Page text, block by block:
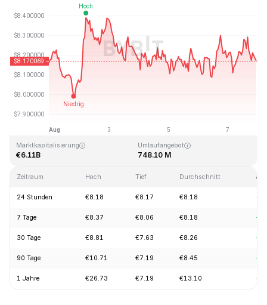
Zuletzt aktualisiert: 2026-08-07, 22:56 GMT+0
Allzeithoch
€0.148183
Marktkapitalisierung
€6.11B
Umlaufangebot
748.10 M
Zeitraum Hoch Tief Durchschnitt
24 Stunden €8.18 €8.17 €8.18 -
7 Tage €8.37 €8.06 €8.18
30 Tage €8.81 €7.63 €8.26
90 Tage €10.71 €7.19 €8.45
1 Jahre €26.73 €7.19 €13.10 -